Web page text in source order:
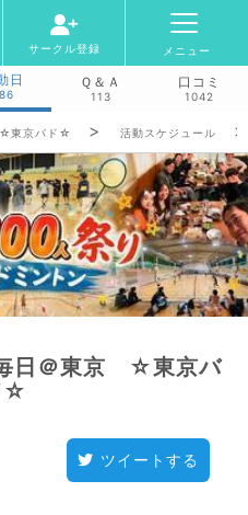
サークル登録 メニュー
日 Ｑ＆Ａ
113
口コミ
1042
東京バド☆ 活動スケジュール
毎日＠東京 ☆東京バ
☆
ツイートする